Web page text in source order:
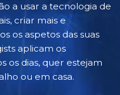
a usar a tecnologia de
criar mais e
os aspetos das suas
aplicam os
os dias, quer estejam
ou em casa.